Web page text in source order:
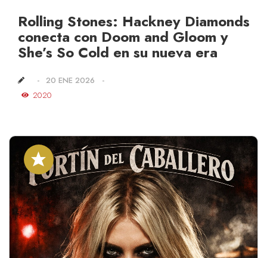
Rolling Stones: Hackney Diamonds
conecta con Doom and Gloom y
She’s So Cold en su nueva era
20 ENE 2026
2020